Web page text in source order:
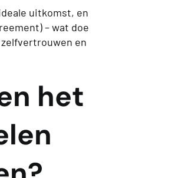
uitkomst, en
– wat doe
en
het